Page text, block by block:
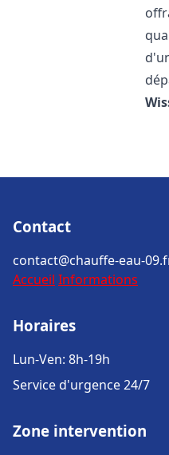
Contact
contact@chauffe-eau-
Accueil Informations
Horaires
Lun-Ven: 8h-19h
Service d'urgence 24/7
Zone intervention